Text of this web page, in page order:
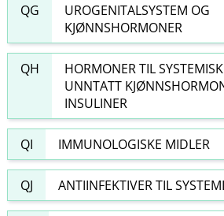
QG
UROGENITALSYSTEM OG
KJØNNSHORMONER
QH
HORMONER TIL
UNNTATT
INSULINER
QI IMMUNOLOGISKE MIDLER
QJ ANTIINFEKTIVER TIL